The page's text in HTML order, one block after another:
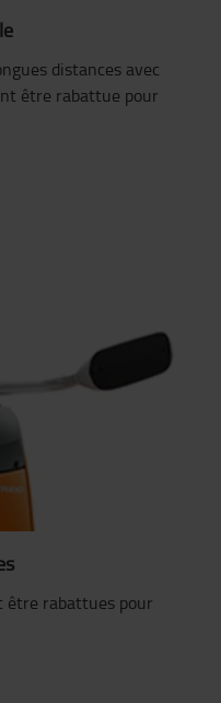
distances avec
être rabattue pour
être rabattues pour